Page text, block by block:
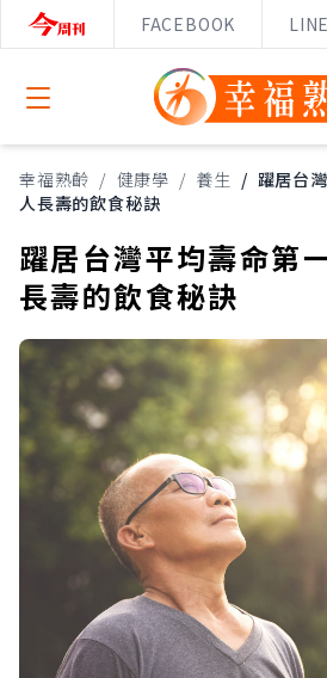
FACEBOOK LINE
Open menu
幸福熟齡 / 健康學 / 養生 / 躍居台
人長壽的飲食秘訣
躍居台灣平均壽命第
長壽的飲食秘訣